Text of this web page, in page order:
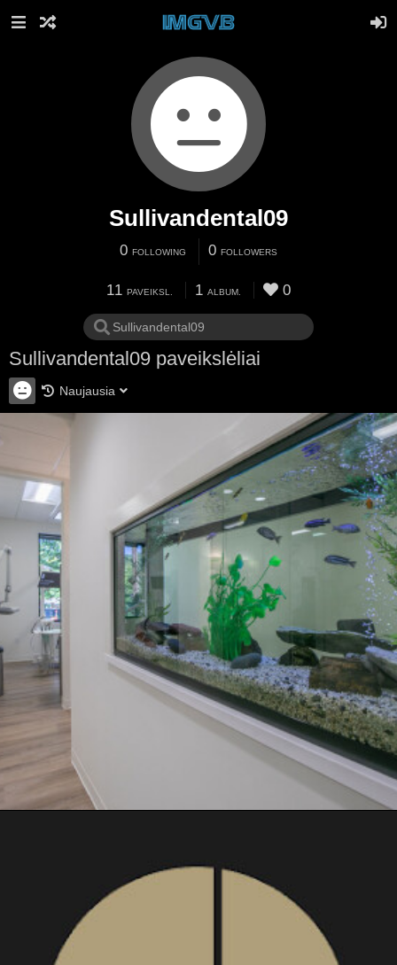
Sullivandental09
0 FOLLOWING 0 FOLLOWERS
11 PAVEIKSL. 1 ALBUM. 0
Sullivandental09 paveikslėliai
Naujausia